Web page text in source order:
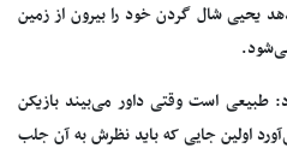
یحیی شال گردن خود را بیرون از زمین
طبیعی است وقتی داور می‌بیند بازیکن
اولین جایی که باید نظرش به آن جلب